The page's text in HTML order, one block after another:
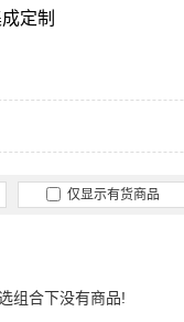
定制
仅显示有货商品
组合下没有商品!